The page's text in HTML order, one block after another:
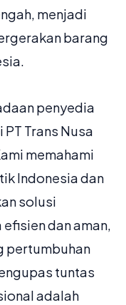
menjadi
barang
penyedia
Trans Nusa
memahami
Indonesia dan
solusi
dan aman,
pertumbuhan
tuntas
adalah